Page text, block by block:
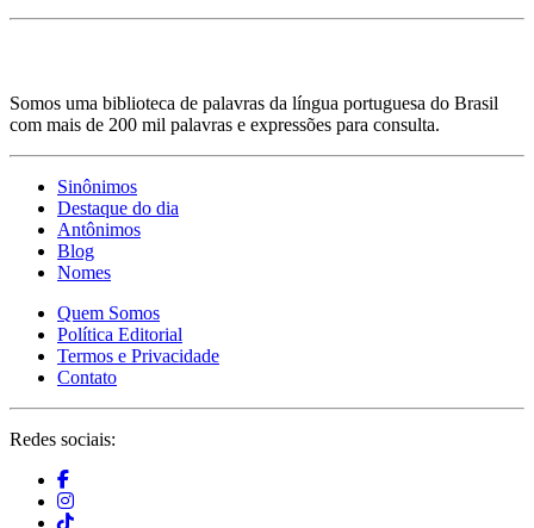
Somos uma biblioteca de palavras da língua portuguesa do Brasil
com mais de 200 mil palavras e expressões para consulta.
Sinônimos
Destaque do dia
Antônimos
Blog
Nomes
Quem Somos
Política Editorial
Termos e Privacidade
Contato
Redes sociais: